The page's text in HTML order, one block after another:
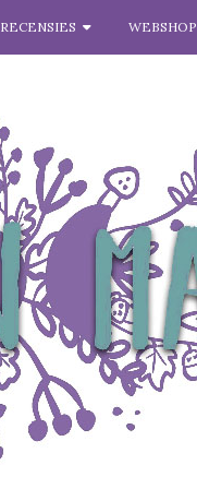
RECENSIES WEBSHOP